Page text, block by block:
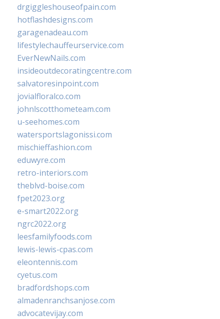
drgiggleshouseofpain.com
hotflashdesigns.com
garagenadeau.com
lifestylechauffeurservice.com
EverNewNails.com
insideoutdecoratingcentre.com
salvatoresinpoint.com
jovialfloralco.com
johnlscotthometeam.com
u-seehomes.com
watersportslagonissi.com
mischieffashion.com
eduwyre.com
retro-interiors.com
theblvd-boise.com
fpet2023.org
e-smart2022.org
ngrc2022.org
leesfamilyfoods.com
lewis-lewis-cpas.com
eleontennis.com
cyetus.com
bradfordshops.com
almadenranchsanjose.com
advocatevijay.com